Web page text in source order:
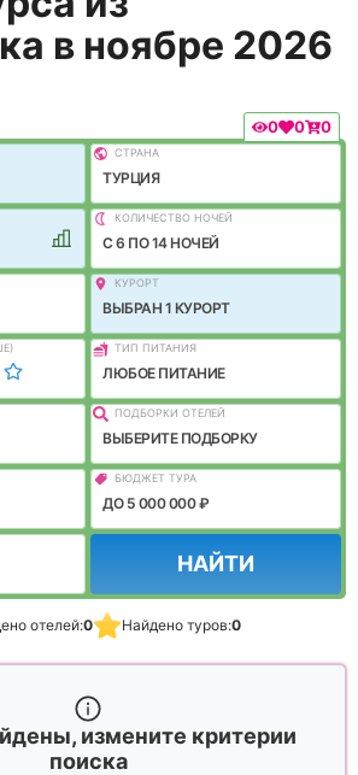
в ноябре 2026
0 0 0
СТРАНА
ТУРЦИЯ
КОЛИЧЕСТВО НОЧЕЙ
C 6 ПО 14 НОЧЕЙ
КУРОРТ
ВЫБРАН 1 КУРОРТ
ТИП ПИТАНИЯ
ЛЮБОЕ ПИТАНИЕ
ПОДБОРКИ ОТЕЛЕЙ
ВЫБЕРИТЕ ПОДБОРКУ
БЮДЖЕТ ТУРА
ДО 5 000 000 ₽
НАЙТИ
отелей:0 Найдено туров:0
измените критерии
поиска